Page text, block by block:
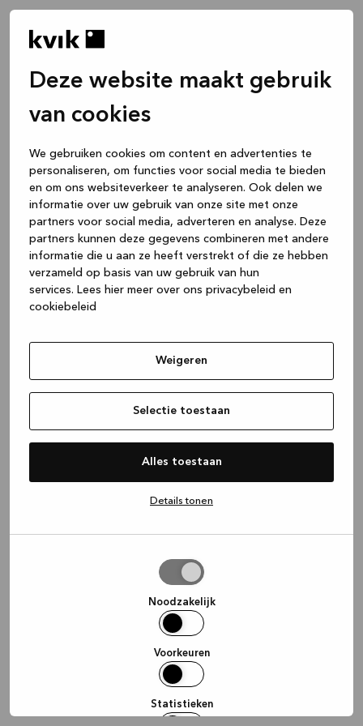
Deze website maakt gebruik
van cookies
We gebruiken cookies om content en advertenties te
personaliseren, om functies voor social media te bieden
en om ons websiteverkeer te analyseren. Ook delen we
informatie over uw gebruik van onze site met onze
partners voor social media, adverteren en analyse. Deze
partners kunnen deze gegevens combineren met andere
informatie die u aan ze heeft verstrekt of die ze hebben
verzameld op basis van uw gebruik van hun
services. Lees hier meer over ons privacybeleid en
cookiebeleid
Weigeren
Selectie toestaan
Alles toestaan
Details tonen
Noodzakelijk
Voorkeuren
Statistieken
(see the browser console for more
information).